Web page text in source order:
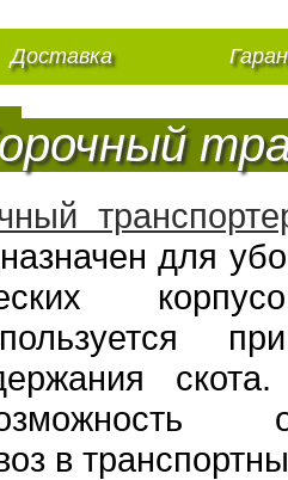
Доставка
для
скота.
в